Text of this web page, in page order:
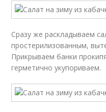
Сразу же раскладываем
простерилизованным,
Прикрываем банки
герметично укупориваем.